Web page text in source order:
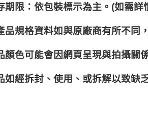
期限：依包裝標示為主。(如需詳
品規格資料如與原廠商有所不同
顏色可能會因網頁呈現與拍攝關
如經拆封、使用、或拆解以致缺